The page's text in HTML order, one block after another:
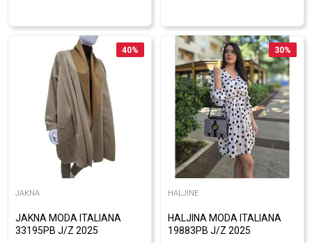
40%
JAKNA
JAKNA MODA ITALIANA
33195PB J/Z 2025
30%
HALJINE
HALJINA MODA ITALIANA
19883PB J/Z 2025